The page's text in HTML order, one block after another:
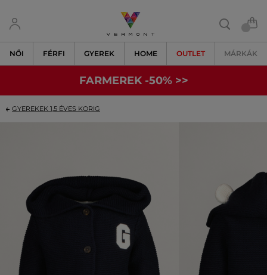
NŐI FÉRFI GYEREK HOME OUTLET MÁRKÁK
FARMEREK -50% >>
GYEREKEK 1,5 ÉVES KORIG